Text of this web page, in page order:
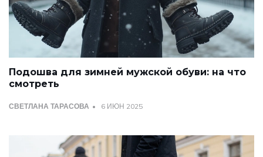
Подошва для зимней мужской обуви: на что
смотреть
СВЕТЛАНА ТАРАСОВА 6 ИЮН 2025